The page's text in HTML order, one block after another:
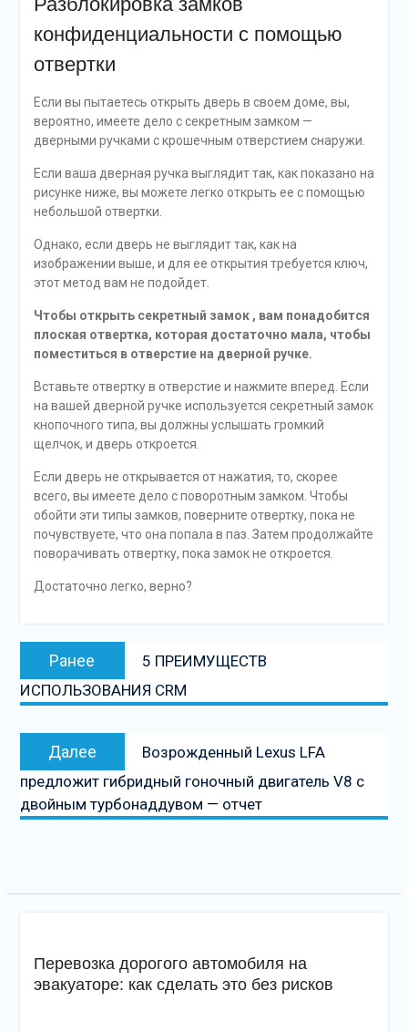
конфиденциальности с помощью
отвертки
Если вы пытаетесь открыть дверь в своем доме, вы,
вероятно, имеете дело с секретным замком —
дверными ручками с крошечным отверстием снаружи.
Если ваша дверная ручка выглядит так, как показано на
рисунке ниже, вы можете легко открыть ее с помощью
небольшой отвертки.
Однако, если дверь не выглядит так, как на
изображении выше, и для ее открытия требуется ключ,
этот метод вам не подойдет.
Чтобы открыть секретный замок, вам понадобится
плоская отвертка, которая достаточно мала, чтобы
поместиться в отверстие на дверной ручке.
Вставьте отвертку в отверстие и нажмите вперед. Если
на вашей дверной ручке используется секретный замок
кнопочного типа, вы должны услышать громкий
щелчок, и дверь откроется.
Если дверь не открывается от нажатия, то, скорее
всего, вы имеете дело с поворотным замком. Чтобы
обойти эти типы замков, поверните отвертку, пока не
почувствуете, что она попала в паз. Затем продолжайте
поворачивать отвертку, пока замок не откроется.
Достаточно легко, верно?
Навигация
записям
Ранее
Предыдущая
запись:
5 ПРЕИМУЩЕСТВ
ИСПОЛЬЗОВАНИЯ CRM
Далее
Следующая
запись
Возрожденный Lexus LFA
предложит гибридный гоночный двигатель V8 с
двойным турбонаддувом — отчет
Перевозка дорогого автомобиля на
эвакуаторе: как сделать это без рисков